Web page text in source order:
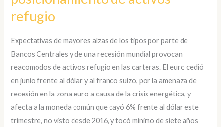
refugio
Expectativas de mayores alzas de los tipos por parte de
Bancos Centrales y de una recesión mundial provocan
reacomodos de activos refugio en las carteras. El euro cedió
en junio frente al dólar y al franco suizo, por la amenaza de
recesión en la zona euro a causa de la crisis energética, y
afecta a la moneda común que cayó 6% frente al dólar este
trimestre, no visto desde 2016, y tocó mínimo de siete años